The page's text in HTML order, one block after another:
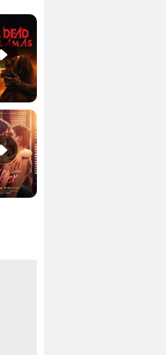
Tráiler de 'After: Aquí empieza todo'